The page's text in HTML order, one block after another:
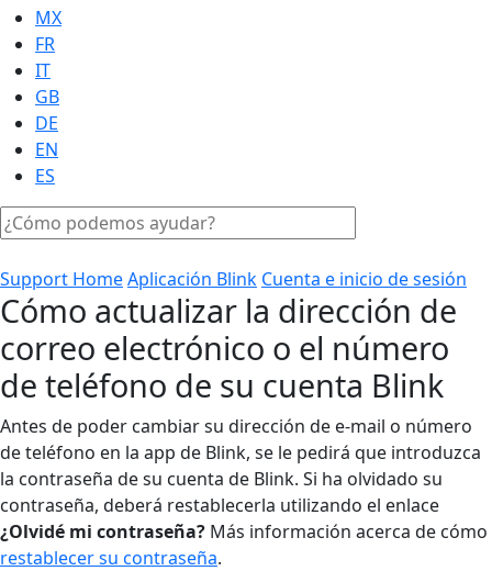
MX
FR
IT
GB
DE
EN
ES
Support HomeAplicación Blink Cuenta e inicio de sesión
Cómo actualizar la dirección de
correo electrónico o el número
de teléfono de su cuenta Blink
Antes de poder cambiar su dirección de e-mail o número
de teléfono en la app de Blink, se le pedirá que introduzca
la contraseña de su cuenta de Blink. Si ha olvidado su
contraseña, deberá restablecerla utilizando el enlace
¿Olvidé mi contraseña? Más información acerca de cómo
restablecer su contraseña.